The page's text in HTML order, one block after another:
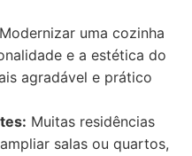
Modernizar uma cozinha
e a estética do
agradável e prático
Muitas residências
salas ou quartos,